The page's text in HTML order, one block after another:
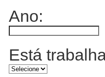
Ano:
Está